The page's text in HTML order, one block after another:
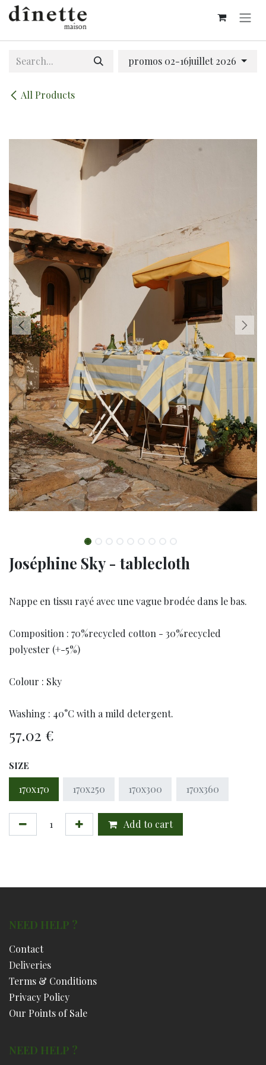
Skip to Content
All Products
promos 02-16juillet 2026
Joséphine Sky - tablecloth
Nappe en tissu rayé avec une vague brodée dans le bas.
Composition : 70%recycled cotton - 30%recycled
polyester (+-5%)
Colour : Sky
Washing : 40°C with a mild detergent.
57.02 €
SIZE
170x170 170x250 170x300 170x360
Add to cart
NEED HELP ?
Contact
Deliveries
Terms & Conditions
Privacy Policy
Our Points of Sale
NEED HELP ?